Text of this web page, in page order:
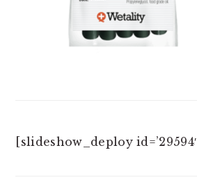
[slideshow_deploy id=’29594′]